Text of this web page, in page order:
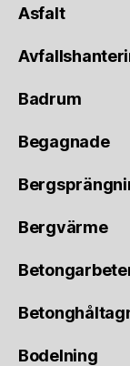
Asfalt
Badrum
Begagnade
Bergvärme
Bodelning